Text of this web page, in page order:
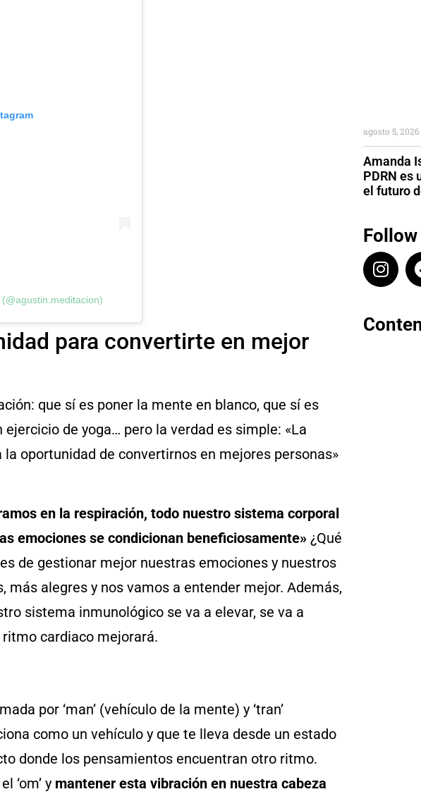
para convertirte en mejor
que sí es poner la mente en blanco, que sí es
de yoga… pero la verdad es simple: «La
oportunidad de convertirnos en mejores personas»
en la respiración, todo nuestro sistema corporal
emociones se condicionan beneficiosamente» ¿Qué
de gestionar mejor nuestras emociones y nuestros
más alegres y nos vamos a entender mejor. Además,
sistema inmunológico se va a elevar, se va a
cardiaco mejorará.
por ‘man’ (vehículo de la mente) y ‘tran’
como un vehículo y que te lleva desde un estado
donde los pensamientos encuentran otro ritmo.
‘om’ y mantener esta vibración en nuestra cabeza
Amanda
PDRN es
el futuro
agosto 5, 2026
Follow